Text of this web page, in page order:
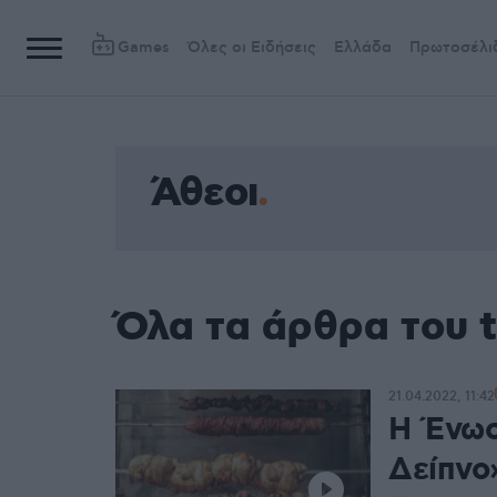
Games Όλες οι Ειδήσεις Ελλάδα
Άθεοι
Όλα τα άρθρα του
Η
21.04.2022, 11:42